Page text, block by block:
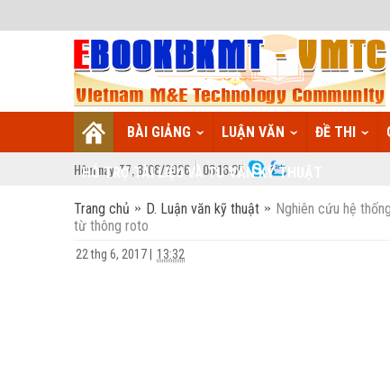
BÀI GIẢNG LUẬN VĂN ĐỀ THI
HỖ TRỢ TÀI LIỆU VÀ TƯ VẤN KỸ THUẬT
Hôm nay: T7, 8/08/2026 08:16:35
Trang chủ D. Luận văn kỹ thuật
Nghiên cứu hệ
từ thông roto
22 thg 6, 2017 13:32